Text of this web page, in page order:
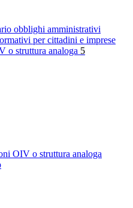
obblighi amministrativi
per cittadini e imprese
o struttura analoga 5
OIV o struttura analoga